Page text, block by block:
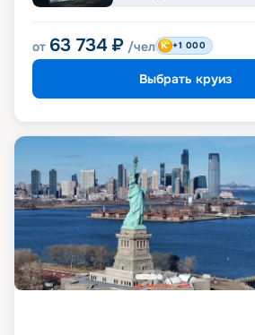
от 63 734 ₽ /чел +1 000
Выбрать круиз